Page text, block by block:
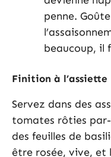
penne.
beaucoup, il
Finition à l’assiette
Servez dans des
tomates rôties
des feuilles de
être rosée, vive, et